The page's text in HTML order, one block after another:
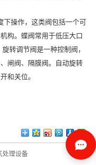
下操作，这类阀包括一个可
构。蝶阀常用于低压大口
转调节阀是一种控制阀，
闸阀、隔膜阀。自动旋转
和关位。
处理设备